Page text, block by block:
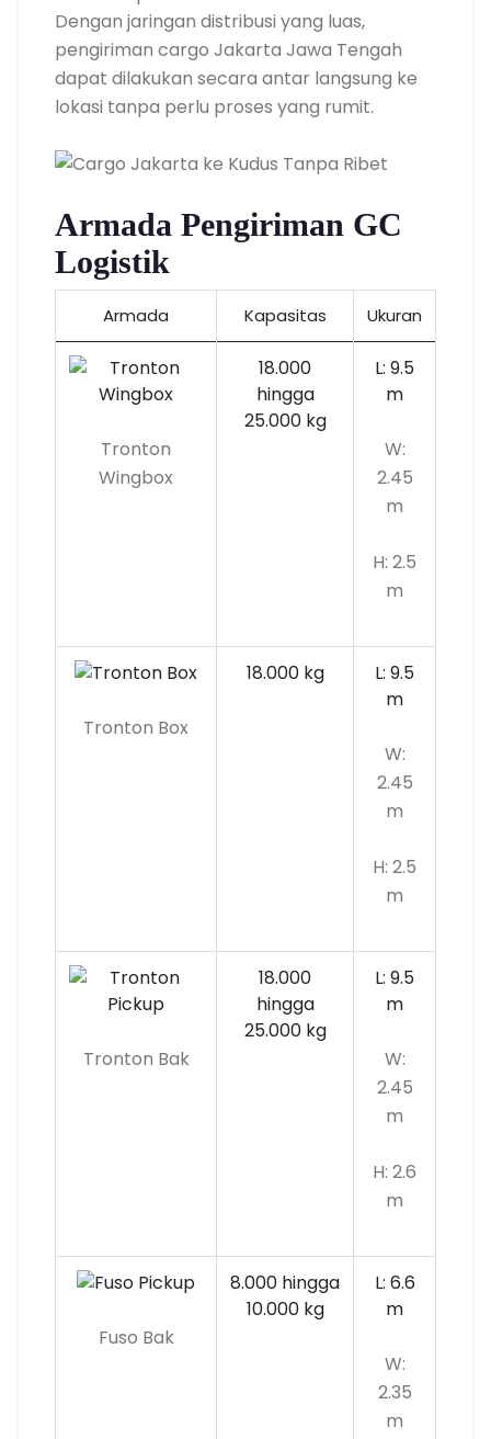
Dengan jaringan distribusi yang luas,
pengiriman cargo Jakarta Jawa Tengah
dapat dilakukan secara antar langsung ke
lokasi tanpa perlu proses yang rumit.
Armada Pengiriman GC
Logistik
Armada Kapasitas Ukuran
Tronton
Wingbox
18.000
hingga
25.000 kg
L: 9.5
m
W:
2.45
m
H: 2.5
m
Tronton Box
18.000 kg
L: 9.5
m
W:
2.45
m
H: 2.5
m
Tronton Bak
18.000
hingga
25.000 kg
L: 9.5
m
W:
2.45
m
H: 2.6
m
Fuso Bak
8.000 hingga
10.000kg
L: 6.6
m
W:
2.35
m